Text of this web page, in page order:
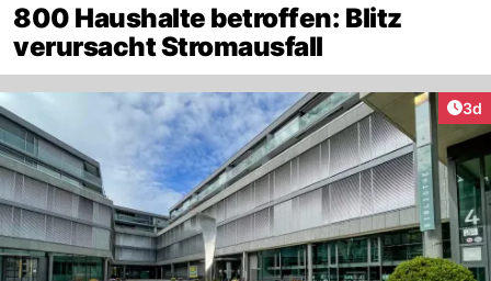
800 Haushalte betroffen: Blitz
verursacht Stromausfall
3d